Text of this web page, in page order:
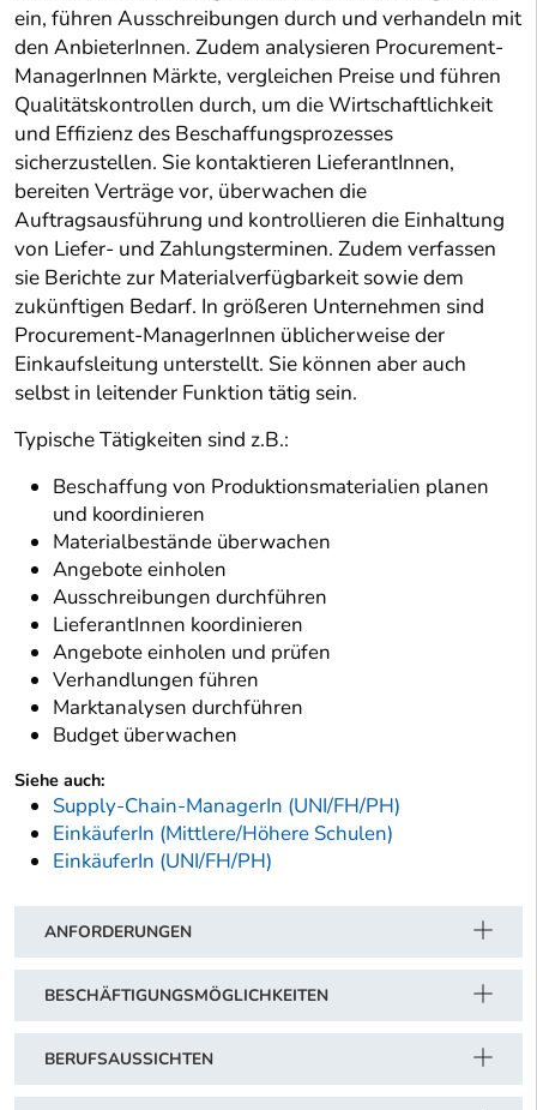
ein, führen Ausschreibungen durch und verhandeln mit
den AnbieterInnen. Zudem analysieren Procurement-
ManagerInnen Märkte, vergleichen Preise und führen
Qualitätskontrollen durch, um die Wirtschaftlichkeit
und Effizienz des Beschaffungsprozesses
sicherzustellen. Sie kontaktieren LieferantInnen,
bereiten Verträge vor, überwachen die
Auftragsausführung und kontrollieren die Einhaltung
von Liefer- und Zahlungsterminen. Zudem verfassen
sie Berichte zur Materialverfügbarkeit sowie dem
zukünftigen Bedarf. In größeren Unternehmen sind
Procurement-ManagerInnen üblicherweise der
Einkaufsleitung unterstellt. Sie können aber auch
selbst in leitender Funktion tätig sein.
Typische Tätigkeiten sind z.B.:
Beschaffung von Produktionsmaterialien planen
und koordinieren
Materialbestände überwachen
Angebote einholen
Ausschreibungen durchführen
LieferantInnen koordinieren
Angebote einholen und prüfen
Verhandlungen führen
Marktanalysen durchführen
Budget überwachen
Siehe auch:
Supply-Chain-ManagerIn (UNI/FH/PH)
EinkäuferIn (Mittlere/Höhere Schulen)
EinkäuferIn (UNI/FH/PH)
ANFORDERUNGEN
BESCHÄFTIGUNGSMÖGLICHKEITEN
BERUFSAUSSICHTEN